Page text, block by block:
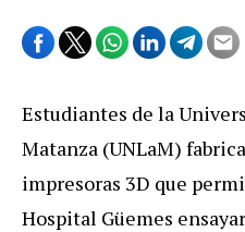
Estudiantes de la
Matanza (UNLaM)
impresoras 3D que
Hospital Güemes